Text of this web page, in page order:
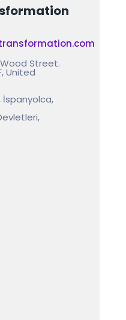
Street.
United
İspanyolca,